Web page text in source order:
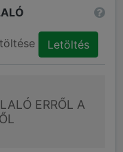
Letöltés
ERRŐL A